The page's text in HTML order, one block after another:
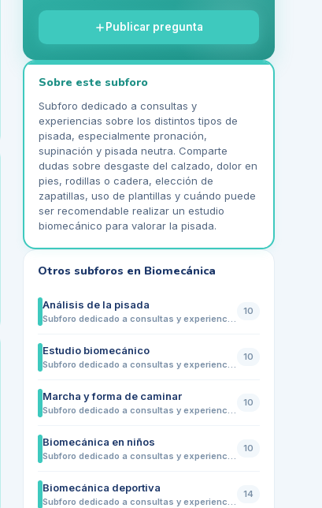
Publicar pregunta
Sobre este subforo
Subforo dedicado a consultas y
experiencias sobre los distintos tipos de
pisada, especialmente pronación,
supinación y pisada neutra. Comparte
dudas sobre desgaste del calzado, dolor en
pies, rodillas o cadera, elección de
zapatillas, uso de plantillas y cuándo puede
ser recomendable realizar un estudio
biomecánico para valorar la pisada.
Otros subforos en Biomecánica
Análisis de la pisada
Subforo dedicado a consultas y experiencias sobre el análisis de la pisada y su relación con la salud del pie. Comparte dudas sobre pronación, supinación, pie plano, pie cavo, desgaste del calzado, dolor al caminar o correr, necesidad de plantillas y cuándo puede ser recomendable realizar un estudio biomecánico con un profesional.
10
Estudio biomecánico
Subforo dedicado a consultas y experiencias sobre el estudio biomecánico de la pisada. Comparte dudas sobre cuándo realizarlo, qué pruebas incluye, qué información aporta, relación con dolores en pies, rodillas, cadera o espalda, uso de plantillas personalizadas y cómo puede ayudar a prevenir molestias o mejorar la forma de caminar o correr.
10
Marcha y forma de caminar
Subforo dedicado a consultas y experiencias sobre la forma de caminar y las alteraciones de la marcha. Comparte dudas sobre pisada hacia dentro o hacia fuera, cojera, tropiezos frecuentes, diferencias entre ambos pies, cansancio al caminar, dolor en pies, rodillas, cadera o espalda, y cuándo puede ser recomendable realizar una valoración biomecánica.
10
Biomecánica en niños
Subforo dedicado a consultas y experiencias sobre la biomecánica infantil y la forma de caminar de niños y adolescentes. Comparte dudas sobre pie plano, pie valgo, marcha de puntillas, pisada hacia dentro o hacia fuera, tropiezos frecuentes, dolor en pies o piernas, uso de plantillas y cuándo puede ser recomendable una valoración biomecánica infantil.
10
Biomecánica deportiva
Subforo dedicado a consultas y experiencias sobre la biomecánica aplicada al deporte. Comparte dudas sobre técnica de carrera, pisada, postura, sobrecargas, dolor en pies, rodillas, cadera o espalda, uso de plantillas, elección de calzado deportivo y cuándo puede ser recomendable realizar un estudio biomecánico para prevenir lesiones y mejorar el rendimiento.
14